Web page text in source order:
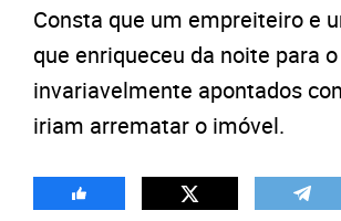
Consta que um empreiteiro e
que enriqueceu da noite para
invariavelmente apontados
iriam arrematar o imóvel.